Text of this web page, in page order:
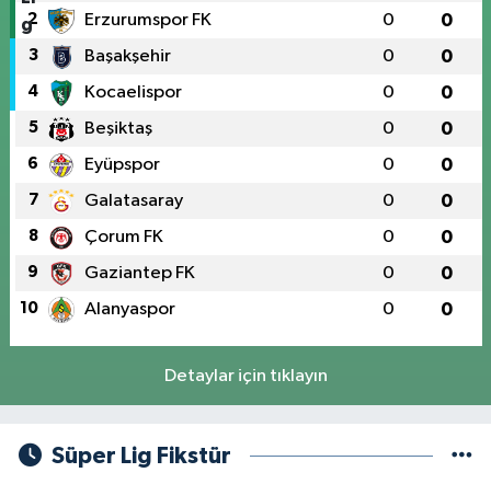
2 Erzurumspor FK 0 0
3 Başakşehir 0 0
4 Kocaelispor 0 0
5 Beşiktaş 0 0
6 Eyüpspor 0 0
7 Galatasaray 0 0
8 Çorum FK 0 0
9 Gaziantep FK 0 0
10 Alanyaspor 0 0
Detaylar için tıklayın
Süper Lig Fikstür